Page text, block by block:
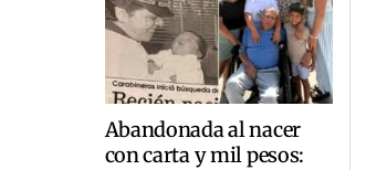
Abandonada al nacer
con carta y mil pesos: